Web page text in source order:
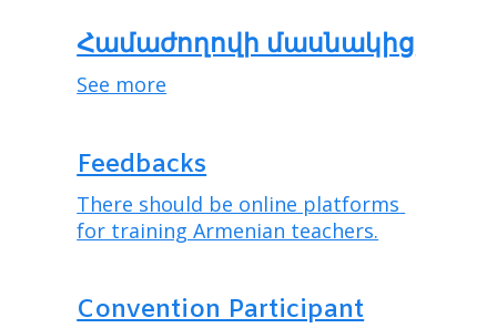
Համաժողովի մասնակից
See more
Feedbacks
There should be online platforms
for training Armenian teachers.
Convention Participant